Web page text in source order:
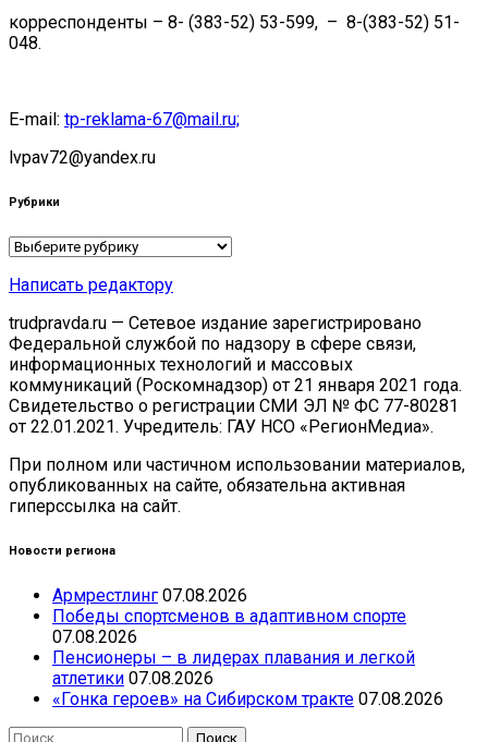
корреспонденты – 8- (383-52) 53-599, – 8-(383-52) 51-
048.
E-mail: tp-reklama-67@mail.ru;
lvpav72@yandex.ru
Рубрики
Рубрики
Написать редактору
trudpravda.ru — Сетевое издание зарегистрировано
Федеральной службой по надзору в сфере связи,
информационных технологий и массовых
коммуникаций (Роскомнадзор) от 21 января 2021 года.
Свидетельство о регистрации СМИ ЭЛ № ФС 77-80281
от 22.01.2021. Учредитель: ГАУ НСО «РегионМедиа».
При полном или частичном использовании материалов,
опубликованных на сайте, обязательна активная
гиперссылка на сайт.
Новости региона
Армрестлинг 07.08.2026
Победы спортсменов в адаптивном спорте
07.08.2026
Пенсионеры – в лидерах плавания и легкой
атлетики 07.08.2026
«Гонка героев» на Сибирском тракте 07.08.2026
Найти: